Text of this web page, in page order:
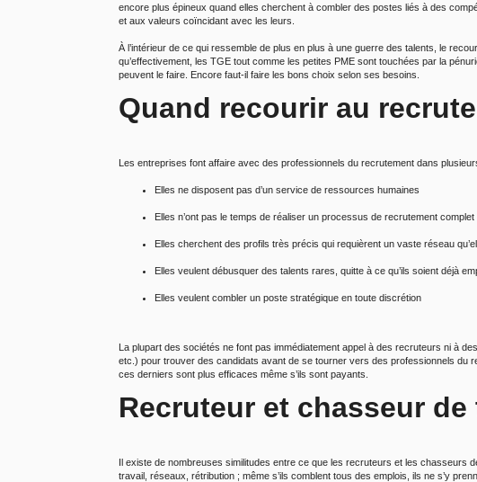
encore plus épineux quand elles cherchent à combler des postes liés à des
et aux valeurs coïncidant avec les leurs.
À l’intérieur de ce qui ressemble de plus en plus à une guerre des talents, le
qu’effectivement, les TGE tout comme les petites PME sont touchées par la
peuvent le faire. Encore faut-il faire les bons choix selon ses besoins.
Quand recourir au
Les entreprises font affaire avec des professionnels du recrutement dans
Elles ne disposent pas d’un service de ressources humaines
Elles n’ont pas le temps de réaliser un processus de recrutement complet
Elles cherchent des profils très précis qui requièrent un vaste réseau
Elles veulent débusquer des talents rares, quitte à ce qu’ils soient déjà
Elles veulent combler un poste stratégique en toute discrétion
La plupart des sociétés ne font pas immédiatement appel à des recruteurs ni à
etc.) pour trouver des candidats avant de se tourner vers des professionnels du
ces derniers sont plus efficaces même s’ils sont payants.
Recruteur et chasseur
Il existe de nombreuses similitudes entre ce que les recruteurs et les chasseurs
travail, réseaux, rétribution ; même s’ils comblent tous des emplois, ils ne s’y